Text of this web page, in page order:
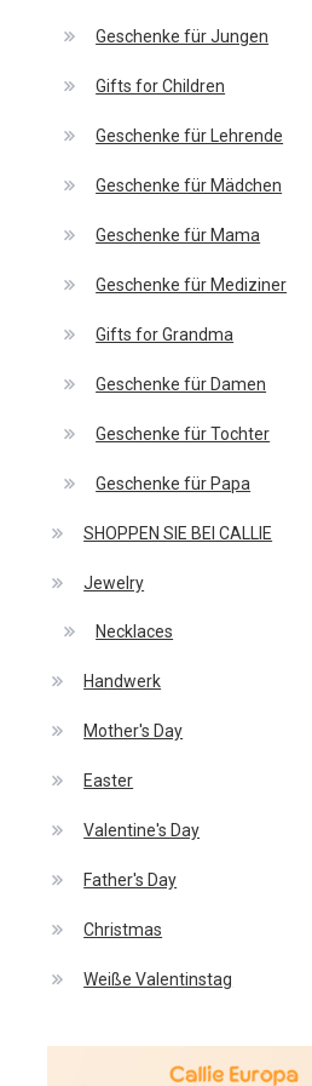
Geschenke für Jungen
Gifts for Children
Geschenke für Lehrende
Geschenke für Mädchen
Geschenke für Mama
Geschenke für Mediziner
Gifts for Grandma
Geschenke für Damen
Geschenke für Tochter
Geschenke für Papa
SHOPPEN SIE BEI CALLIE
Jewelry
Necklaces
Handwerk
Mother's Day
Easter
Valentine's Day
Father's Day
Christmas
Weiße Valentinstag